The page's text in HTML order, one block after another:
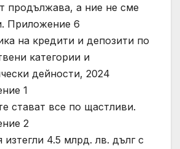
продължава, а ние не сме
Приложение 6
на кредити и депозити по
категории и
дейности, 2024
1
стават все по щастливи.
2
изтегли 4.5 млрд. лв. дълг с